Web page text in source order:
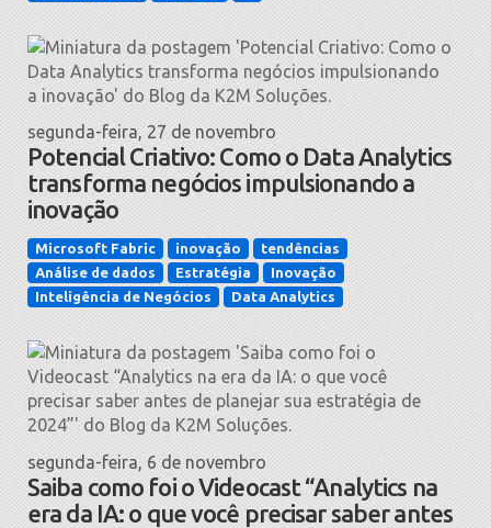
segunda-feira, 27 de novembro
Potencial Criativo: Como o Data Analytics
transforma negócios impulsionando a
inovação
Microsoft Fabric inovação
tendências
Análise de dados
Estratégia
Inovação
Inteligência de Negócios
Data Analytics
segunda-feira, 6 de novembro
Saiba como foi o Videocast “Analytics na
era da IA: o que você precisar saber antes